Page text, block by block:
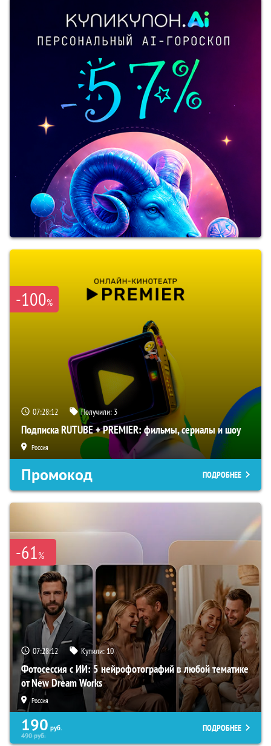
-100%
07:28:11 Получили: 3
Подписка RUTUBE + PREMIER: фильмы, сериалы и шоу
Россия
Промокод ПОДРОБНЕЕ
-61%
07:28:11 Купили:10
Фотосессия с ИИ: 5 нейрофотографий в любой тематике
от New Dream Works
Россия
190 руб.
490руб.
ПОДРОБНЕЕ